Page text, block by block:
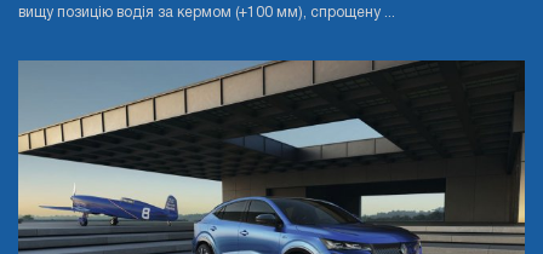
вищу позицію водія за кермом (+100 мм), спрощену ...